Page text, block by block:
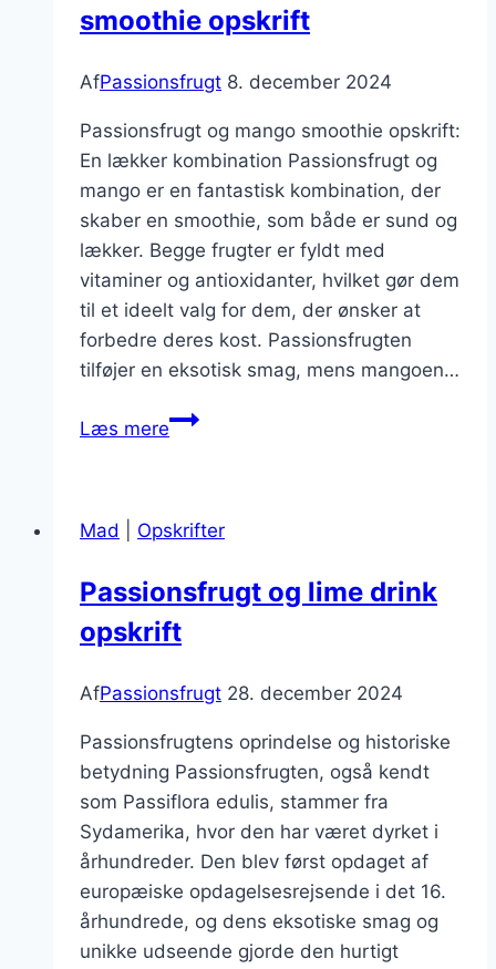
dagen
smoothie opskrift
AfPassionsfrugt 8. december 2024
Passionsfrugt og mango smoothie opskrift:
En lækker kombination Passionsfrugt og
mango er en fantastisk kombination, der
skaber en smoothie, som både er sund og
lækker. Begge frugter er fyldt med
vitaminer og antioxidanter, hvilket gør dem
til et ideelt valg for dem, der ønsker at
forbedre deres kost. Passionsfrugten
tilføjer en eksotisk smag, mens mangoen…
Læs merePassionsfrugt
opskrift
Mad Opskrifter
Passionsfrugt og lime drink
opskrift
AfPassionsfrugt 28. december 2024
Passionsfrugtens oprindelse og historiske
betydning Passionsfrugten, også kendt
som Passiflora edulis, stammer fra
Sydamerika, hvor den har været dyrket i
århundreder. Den blev først opdaget af
europæiske opdagelsesrejsende i det 16.
århundrede, og dens eksotiske smag og
unikke udseende gjorde den hurtigt